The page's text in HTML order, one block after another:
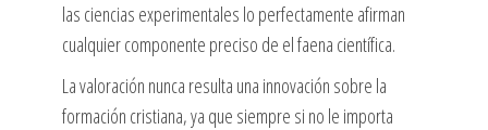
las ciencias experimentales lo perfectamente afirman
cualquier componente preciso de el faena científica.
La valoración nunca resulta una innovación sobre la
formación cristiana, ya que siempre si no le importa